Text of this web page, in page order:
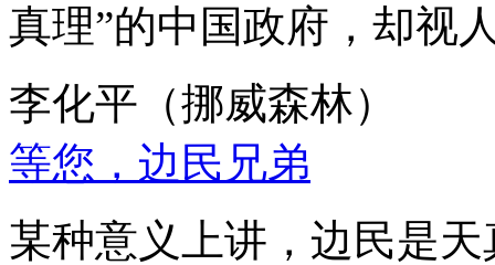
真理”的中国政府，却视
李化平（挪威森林）
等您，边民兄弟
某种意义上讲，边民是